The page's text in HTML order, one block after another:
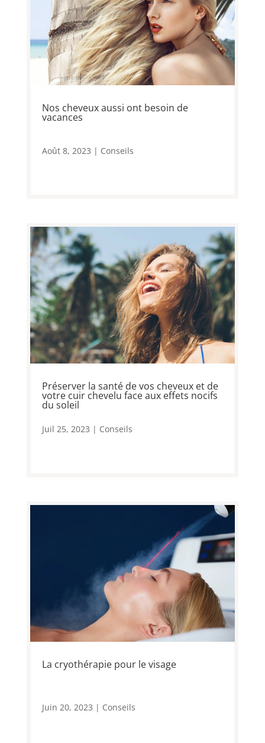
Nos cheveux aussi ont besoin de
vacances
Août 8, 2023 | Conseils
Préserver la santé de vos cheveux et de
votre cuir chevelu face aux effets nocifs
du soleil
Juil 25, 2023 | Conseils
La cryothérapie pour le visage
Juin 20, 2023 | Conseils